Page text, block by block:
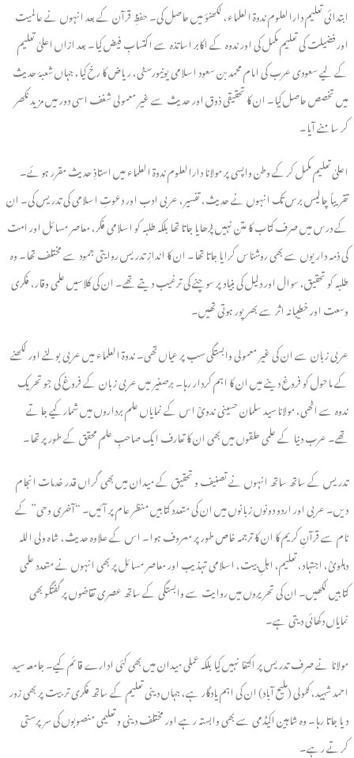
ابتدائی تعلیم دارالعلوم ندوۃ العلماء، لکھنؤ میں حاصل کی۔ حفظِ قرآن کے بعد انہوں نے عالمیت
اور فضیلت کی تعلیم مکمل کی اور ندوہ کے اکابر اساتذہ سے اکتسابِ فیض کیا۔ بعد ازاں اعلیٰ تعلیم
کے لیے سعودی عرب کی امام محمد بن سعود اسلامی یونیورسٹی، ریاض کا رخ کیا، جہاں شعبۂ حدیث
میں تخصص حاصل کیا۔ ان کا تحقیقی ذوق اور حدیث سے غیر معمولی شغف اسی دور میں مزید نکھر
کر سامنے آیا۔
اعلیٰ تعلیم مکمل کرکے وطن واپسی پر مولانا دارالعلوم ندوۃ العلماء میں استاذِ حدیث مقرر ہوئے۔
تقریباً چالیس برس تک انہوں نے حدیث، تفسیر، عربی ادب اور دعوتِ اسلامی کی تدریس کی۔ ان
کے درس میں صرف کتاب کا متن نہیں پڑھایا جاتا تھا بلکہ طلبہ کو اسلامی فکر، معاصر مسائل اور امت
کی ذمہ داریوں سے بھی روشناس کرایا جاتا تھا۔ ان کا اندازِ تدریس روایتی جمود سے مختلف تھا۔ وہ
طلبہ کو تحقیق، سوال اور دلیل کی بنیاد پر سوچنے کی ترغیب دیتے تھے۔ ان کی کلاسیں علمی وقار، فکری
وسعت اور خطیبانہ اثر سے بھرپور ہوتی تھیں۔
عربی زبان سے ان کی غیر معمولی وابستگی سب پر عیاں تھی۔ ندوۃ العلماء میں عربی بولنے اور لکھنے
کے ماحول کو فروغ دینے میں ان کا اہم کردار رہا۔ برصغیر میں عربی زبان کے فروغ کی جو تحریک
ندوہ سے اٹھی، مولانا سید سلمان حسینی ندویؒ اس کے نمایاں علم برداروں میں شمار کیے جاتے
تھے۔ عرب دنیا کے علمی حلقوں میں بھی ان کا تعارف ایک صاحبِ علم محقق کے طور پر تھا۔
تدریس کے ساتھ ساتھ انہوں نے تصنیف و تحقیق کے میدان میں بھی گراں قدر خدمات انجام
دیں۔ عربی اور اردو دونوں زبانوں میں ان کی متعدد کتابیں منظر عام پر آئیں۔ “آخری وحی” کے
نام سے قرآنِ کریم کا ان کا ترجمہ خاص طور پر معروف ہوا۔ اس کے علاوہ حدیث، شاہ ولی اللہ
دہلویؒ، اجتہاد، تعلیم، اہلِ بیت، اسلامی تہذیب اور معاصر مسائل پر بھی انہوں نے متعدد علمی
کتابیں لکھیں۔ ان کی تحریروں میں روایت سے وابستگی کے ساتھ عصری تقاضوں پر گفتگو بھی
نمایاں دکھائی دیتی ہے۔
مولانا نے صرف تدریس پر اکتفا نہیں کیا بلکہ عملی میدان میں بھی کئی ادارے قائم کیے۔ جامعہ سید
احمد شہید، کٹولی (ملیح آباد) ان کی اہم یادگار ہے، جہاں دینی تعلیم کے ساتھ فکری تربیت پر بھی زور
دیا جاتا رہا۔ وہ شاہین اکیڈمی سے بھی وابستہ رہے اور مختلف دینی و تعلیمی منصوبوں کی سرپرستی
کرتے رہے۔